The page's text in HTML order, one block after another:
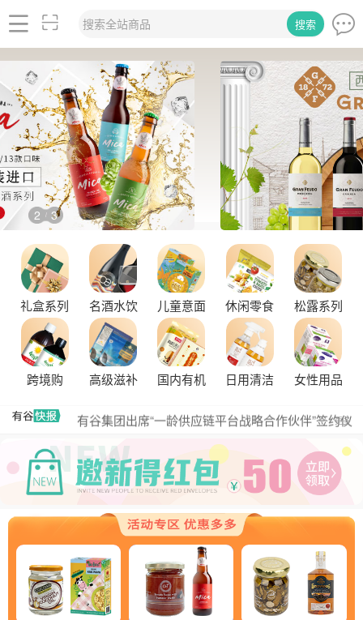
搜索全站商品 搜索
2 / 3
礼盒系列 名酒水饮 儿童意面 休闲零食 松露系列
跨境购 高级滋补 国内有机 日用清洁 女性用品
更多
式，共筑大健康产业有机生态新未来
有谷健康商城 | PIKOBELLO趣味农场儿童意面：德国
匠心打造的无盐健康新主张
有谷健康 | PIKOBELLO牌儿童意面：健康与美味的完
美结合
探寻黑钻奥秘：有谷健康与塞尔维亚黑松露的完美邂
逅
探秘塞尔维亚黑松露：舌尖上的黑钻石
品味卓越，OE 中欧有机双认证红酒的独特魅力
品味拉克索威斯威士忌，邂逅独特酒韵
舌尖上的塞尔维亚黑松露，你了解多少？
探秘塞尔维亚松露的独特魅力
黑松露的热量是多少？